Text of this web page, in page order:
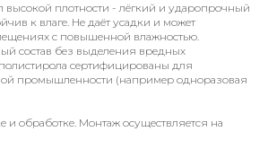
высокой плотности - лёгкий и ударопрочный
к влаге. Не даёт усадки и может
с повышенной влажностью.
состав без выделения вредных
сертифицированы для
промышленности (например одноразовая
и обработке. Монтаж осуществляется на